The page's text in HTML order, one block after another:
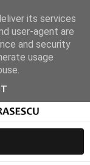
its services
user-agent are
and security
usage